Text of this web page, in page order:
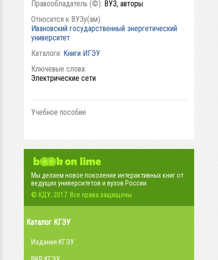
Правообладатель (©): ВУЗ, авторы
Относится к ВУЗу(ам):
Ивановский государственный энергетический
университет
Каталоги: Книги ИГЭУ
Ключевые слова:
Электрические сети
Учебное пособие
Мы делаем новое поколение интерактивных книг от
ведущих университетов и вузов России.
© КДУ, 2017. Все права защищены.
Каталог КГЭУ
Издания КГЭУ